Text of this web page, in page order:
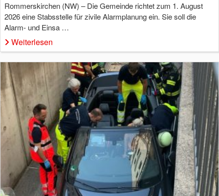
Rommerskirchen (NW) – Die Gemeinde richtet zum 1. August
2026 eine Stabsstelle für zivile Alarmplanung ein. Sie soll die
Alarm- und Einsa …
Weiterlesen